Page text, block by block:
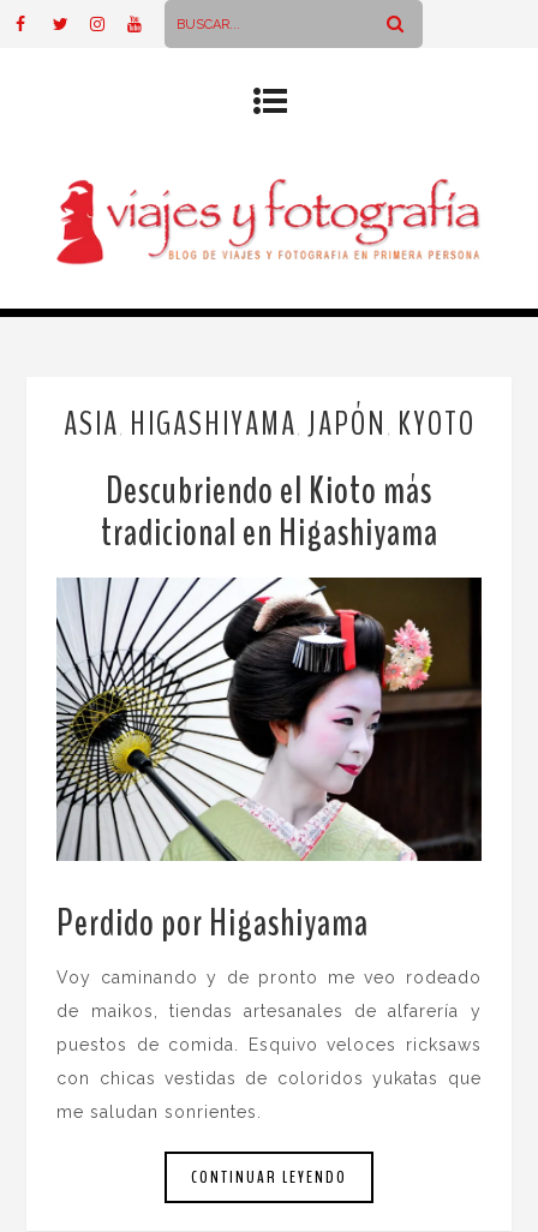
ASIA HIGASHIYAMA JAPÓN KYOTO
Descubriendo el Kioto más
tradicional en Higashiyama
Perdido por Higashiyama
Voy caminando y de pronto me veo rodeado
de maikos, tiendas artesanales de alfarería y
puestos de comida. Esquivo veloces ricksaws
con chicas vestidas de coloridos yukatas que
me saludan sonrientes.
CONTINUAR LEYENDO